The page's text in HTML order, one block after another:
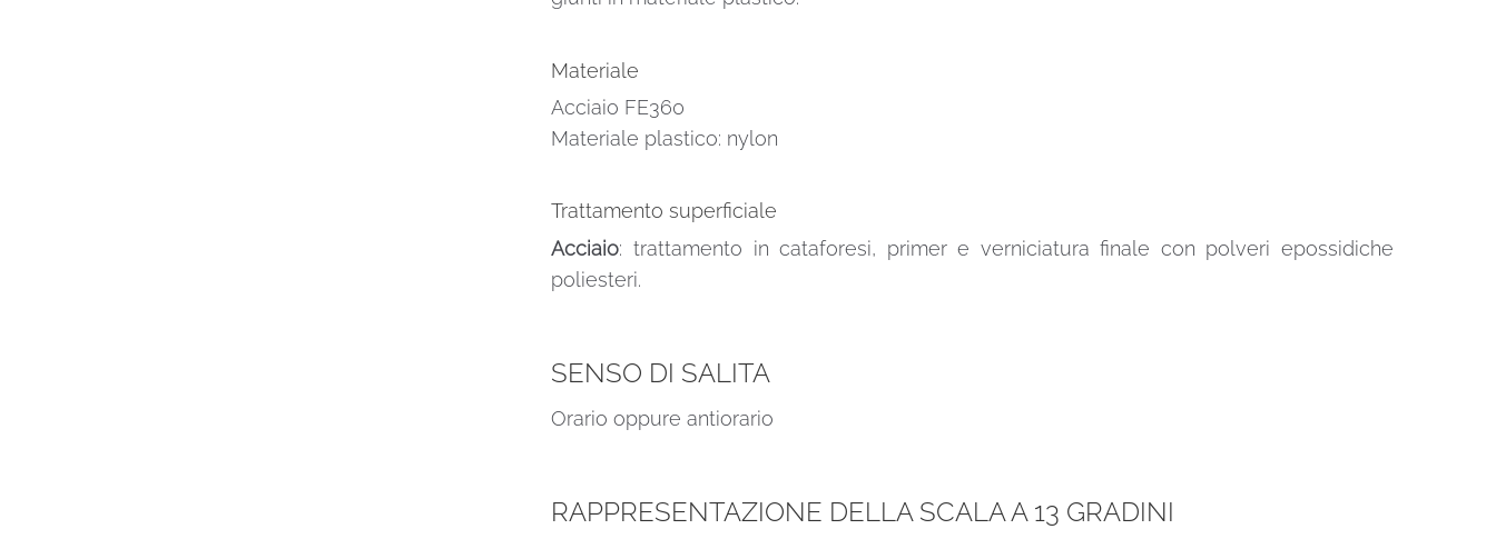
Materiale
Acciaio FE360
Materiale plastico: nylon
Trattamento superficiale
Acciaio: trattamento in cataforesi, primer e verniciatura finale con polveri epossidiche
poliesteri.
SENSO DI SALITA
Orario oppure antiorario
RAPPRESENTAZIONE DELLA SCALA A 13 GRADINI